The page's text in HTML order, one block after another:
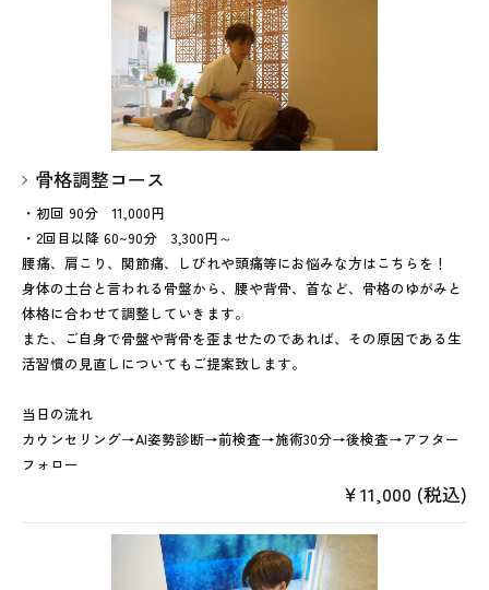
骨格調整コース
・初回 90分 11,000円
・2回目以降 60~90分 3,300円～
腰痛、肩こり、関節痛、しびれや頭痛等にお悩みな方はこちらを！
身体の土台と言われる骨盤から、腰や背骨、首など、骨格のゆがみと
体格に合わせて調整していきます。
また、ご自身で骨盤や背骨を歪ませたのであれば、その原因である生
活習慣の見直しについてもご提案致します。
当日の流れ
カウンセリング→AI姿勢診断→前検査→施術30分→後検査→アフター
フォロー
￥11,000 (税込)